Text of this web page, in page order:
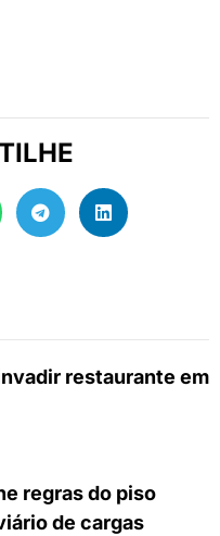
restaurante em
regras do piso
de cargas